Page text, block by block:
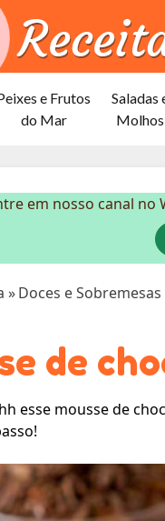
e Frutos
do Mar
Saladas
Molhos
em nosso canal no
»Doces e Sobremesas
de
esse mousse de